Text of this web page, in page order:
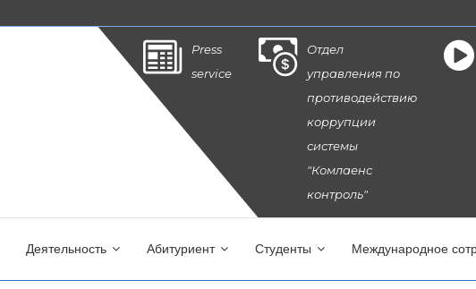
Press
service
Отдел
управления по
противодействию
коррупции
системы
"Комлаенс
контроль"
Деятельность Абитуриент Студенты Международное